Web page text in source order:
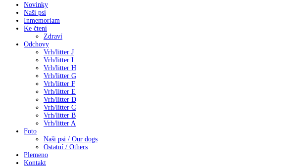
Novinky
Naši psi
Inmemoriam
Ke čtení
Zdraví
Odchovy
Vrh/litter J
Vrh/litter I
Vrh/litter H
Vrh/litter G
Vrh/litter F
Vrh/litter E
Vrh/litter D
Vrh/litter C
Vrh/litter B
Vrh/litter A
Foto
Naši psi / Our dogs
Ostatní / Others
Plemeno
Kontakt